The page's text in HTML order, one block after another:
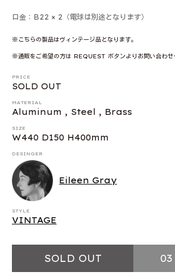
口金：B22 × 2（電球は別途となります）
※こちらの製品はヴィンテージ品となります。
※通販をご希望の方は REQUEST ボタンよりお問い合わせ
PRICE
SOLD OUT
MATERIAL
Aluminum , Steel , Brass
SIZE
W440 D150 H400mm
DESINGER
Eileen Gray
STYLE
VINTAGE
SOLD OUT 03